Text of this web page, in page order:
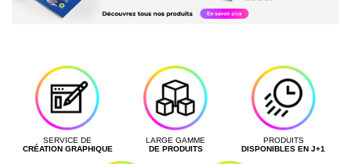
Nombre de pages
EXTRASSERVICE DE
CRÉATION GRAPHIQUE
LARGE GAMME
DE PRODUITS
PRODUITS
DISPONIBLES EN J+1